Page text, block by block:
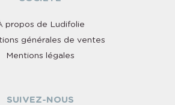
propos de Ludifolie
générales de ventes
Mentions légales
SUIVEZ-NOUS